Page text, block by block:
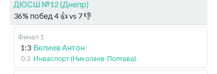
ДЮСШ №12 (Днепр)
36% побед 4 👍 vs 7👎
Финал 1
1:3 Велиев Антон
0:3 Инваспорт (Николаев-Полтава)